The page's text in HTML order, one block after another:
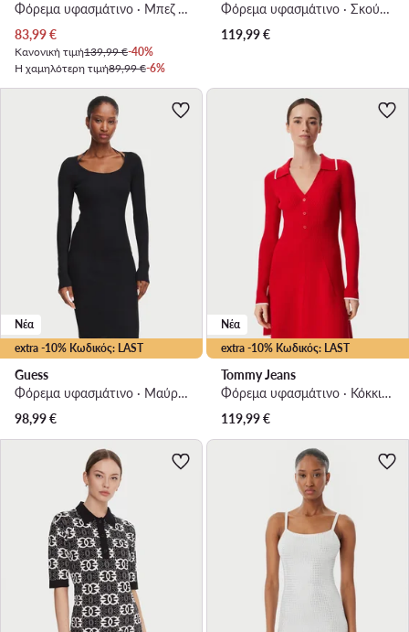
Φόρεμα υφασμάτινο · Μπεζ · Midi
Τρέχουσα τιμή
83,99€
Κανονική τιμή139,99 €-40%
Η χαμηλότερη τιμή89,99 €-6%
Φόρεμα υφασμάτινο · Σκούρο μπλε · Mini
119,99€
extra -10% Κωδικός: LAST
Νέα
Guess
Φόρεμα υφασμάτινο · Μαύρο · Mini
98,99€
extra -10% Κωδικός: LAST
Νέα
Tommy Jeans
Φόρεμα υφασμάτινο · Κόκκινο · Mini
119,99€